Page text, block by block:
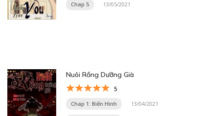
Chap 5 13/05/2021
Nuôi Rồng Dưỡng Già
5
Chap 1: Biến Hình 13/04/2021